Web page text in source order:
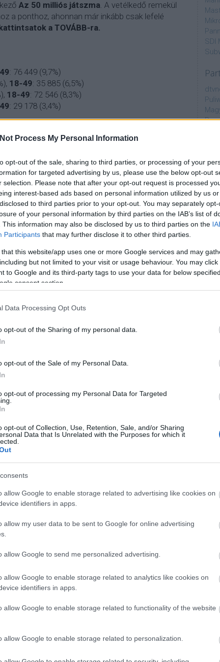
Process My Personal Information
opt-out of the sale, sharing to third parties, or processing of your
for targeted advertising by us, please use the below opt-out
selection. Please note that after your opt-out request is processed
interest-based ads based on personal information utilized by us
to third parties prior to your opt-out. You may separately
of your personal information by third parties on the IAB’s list of
This information may also be disclosed by us to third parties on the
Participants that may further disclose it to other third parties.
that this website/app uses one or more Google services and may
but not limited to your visit or usage behaviour. You may
to Google and its third-party tags to use your data for below
consent section.
Data Processing Opt Outs
opt-out of the Sharing of my personal data.
opt-out of the Sale of my Personal Data.
opt-out of processing my Personal Data for Targeted
opt-out of Collection, Use, Retention, Sale, and/or Sharing
Data that Is Unrelated with the Purposes for which it
allow Google to enable storage related to advertising like cookies on
identifiers in apps.
allow my user data to be sent to Google for online advertising
allow Google to send me personalized advertising.
allow Google to enable storage related to analytics like cookies on
identifiers in apps.
allow Google to enable storage related to functionality of the website
allow Google to enable storage related to personalization.
Az 50 milliós játszma. A vetélkedő remekül
a ponthoz, ahonnan már inkább csak lefelé
a TOVÁBB-ra.
: 76 449 (9,7%)
, 18-49: 35 885 (6,5%)
18-49: 72 546 (8,3%)
: 29 178 (3,4%)
: 164 647 (14,2%)
(8,8%),18-49: 45 076 (3,6%)
18-49: 325 422 (20,7%)
697 (15,2%),18-49 : 268 146 (17,9%)
18-49: 156 866 (10,5%)
49: 127 517 (8,1%)
18-49: 37 813 (2,6%)
: 73 340 (4,6%)
, 18-49 : 245 158 (18,7%)
(12,8%),18-49: 134 237 (14,5%)
(6,8%),18-49: 31 497 (2,3%)
: 88 128 (3,6%),18-49
18-49: 60 923 (6,7%)
49: 270 374 (22,9%)
: 184 838 (15,1%)
(9,3%),18-49: 53 618 (4%)
880 (14,6%),18-49: 301 042 (19,3%)
18-49
18-49: 38 237 (2,5%)
(5%),
: nincs adat
18-49: 6 436 (0,4%)
270 (21,2%)
,18-49: 156 090 (16,1%)
keres: 156 691 (5,4%)
(3,9%),18-49: 18 377 (1,3%)
(5%),18-49 : 23 705 (4,5%)
: 81 565 (10,6%)
: 35 089 (4,2%)
SDI
ajánló
AMC
AXN
A
A
A
A
M4